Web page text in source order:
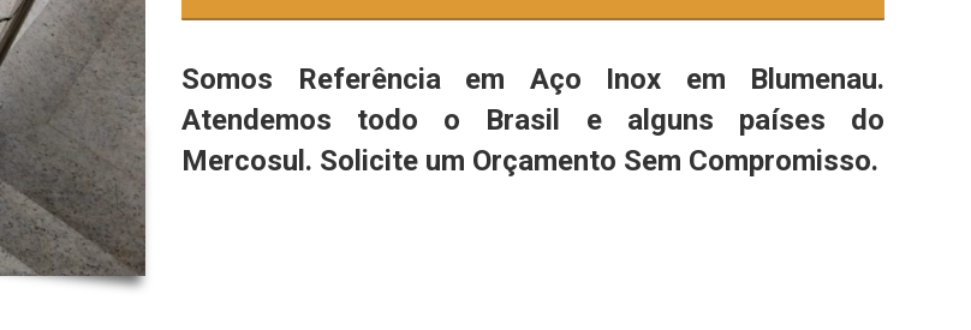
Somos Referência em Aço Inox em Blumenau.
Atendemos todo o Brasil e alguns países do
Mercosul. Solicite um Orçamento Sem Compromisso.